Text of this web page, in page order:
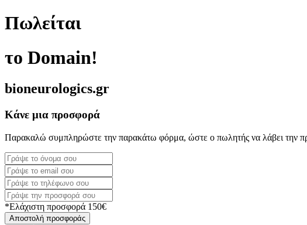
Πωλείται
το Domain!
bioneurologics.gr
Κάνε μια προσφορά
Παρακαλώ συμπληρώστε την παρακάτω φόρμα, ώστε ο πωλητής να λάβει την
*Ελάχιστη προσφορά 150€
Αποστολή προσφοράς